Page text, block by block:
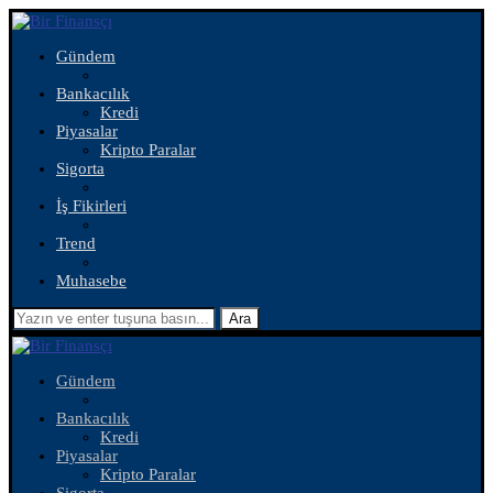
Gündem
Bankacılık
Kredi
Piyasalar
Kripto Paralar
Sigorta
İş Fikirleri
Trend
Muhasebe
Ara
Gündem
Bankacılık
Kredi
Piyasalar
Kripto Paralar